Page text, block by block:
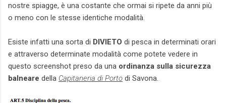
nostre spiagge, è una costante che ormai si ripete da anni più
o meno con le stesse identiche modalità.
Esiste infatti una sorta di DIVIETO di pesca in determinati orari
e attraverso determinate modalità come potete vedere in
questo screenshot preso da una ordinanza sulla sicurezza
balneare della Capitaneria di Porto di Savona.